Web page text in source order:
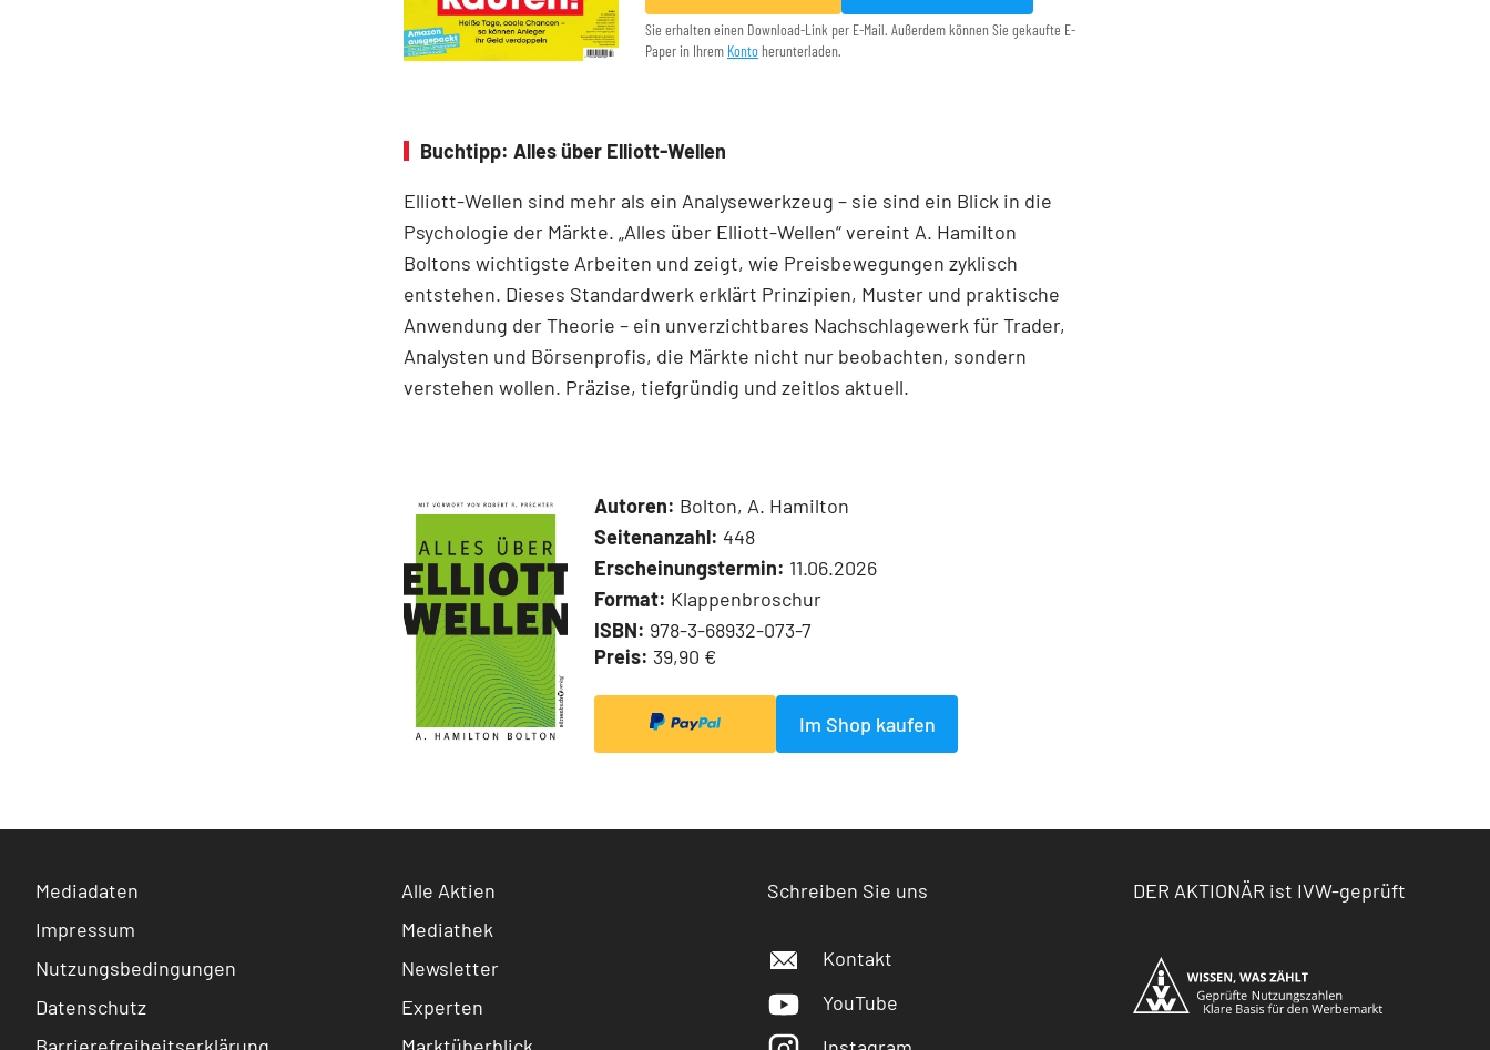
Sie erhalten einen Download-Link per E-Mail. Außerdem können Sie gekaufte E-
Paper in Ihrem Konto herunterladen.
Buchtipp: Alles über Elliott-Wellen
Elliott-Wellen sind mehr als ein Analysewerkzeug – sie sind ein Blick in die
Psychologie der Märkte. „Alles über Elliott-Wellen“ vereint A. Hamilton
Boltons wichtigste Arbeiten und zeigt, wie Preisbewegungen zyklisch
entstehen. Dieses Standardwerk erklärt Prinzipien, Muster und praktische
Anwendung der Theorie – ein unverzichtbares Nachschlagewerk für Trader,
Analysten und Börsenprofis, die Märkte nicht nur beobachten, sondern
verstehen wollen. Präzise, tiefgründig und zeitlos aktuell.
Autoren: Bolton, A. Hamilton
Seitenanzahl: 448
Erscheinungstermin: 11.06.2026
Format: Klappenbroschur
ISBN: 978-3-68932-073-7
Preis: 39,90 €
Im Shop kaufen
Mediadaten
Impressum
Nutzungsbedingungen
Datenschutz
Alle Aktien
Mediathek
Newsletter
Experten
Schreiben Sie uns
Kontakt
YouTube
DER AKTIONÄR ist IVW-geprüft